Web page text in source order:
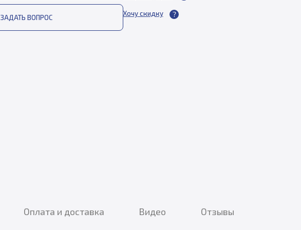
ЗАДАТЬ ВОПРОС
Хочу скидку
Оплата и доставка Видео Отзывы